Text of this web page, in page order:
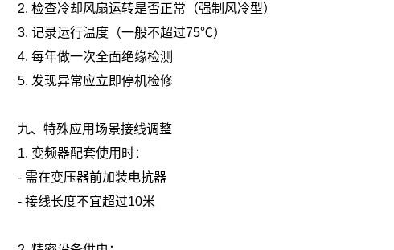
2. 检查冷却风扇运转是否正常（强制风冷型）
3. 记录运行温度（一般不超过75℃）
4. 每年做一次全面绝缘检测
5. 发现异常应立即停机检修
九、特殊应用场景接线调整
1. 变频器配套使用时：
- 需在变压器前加装电抗器
- 接线长度不宜超过10米